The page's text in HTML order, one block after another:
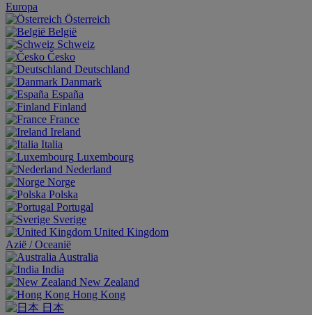
Europa
Österreich
België
Schweiz
Česko
Deutschland
Danmark
España
Finland
France
Ireland
Italia
Luxembourg
Nederland
Norge
Polska
Portugal
Sverige
United Kingdom
Aziё / Oceaniё
Australia
India
New Zealand
Hong Kong
日本